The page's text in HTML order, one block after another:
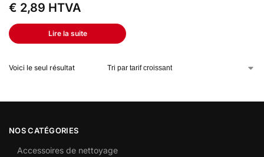
€ 2,89 HTVA
Lire la suite
Voici le seul résultat
NOS CATÉGORIES
Accessoires de nettoyage